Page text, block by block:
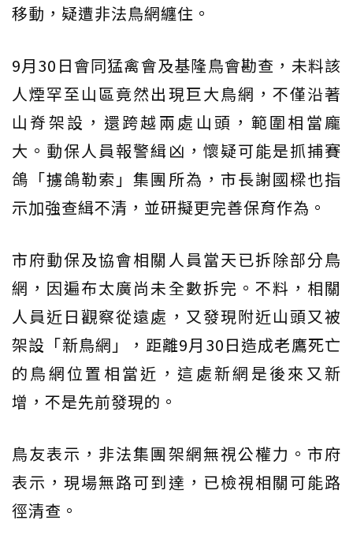
移動，疑遭非法鳥網纏住。
9月30日會同猛禽會及基隆鳥會勘查，未料該
人煙罕至山區竟然出現巨大鳥網，不僅沿著
山脊架設，還跨越兩處山頭，範圍相當龐
大。動保人員報警緝凶，懷疑可能是抓捕賽
鴿「擄鴿勒索」集團所為，市長謝國樑也指
示加強查緝不清，並研擬更完善保育作為。
市府動保及協會相關人員當天已拆除部分鳥
網，因遍布太廣尚未全數拆完。不料，相關
人員近日觀察從遠處，又發現附近山頭又被
架設「新鳥網」，距離9月30日造成老鷹死亡
的鳥網位置相當近，這處新網是後來又新
增，不是先前發現的。
鳥友表示，非法集團架網無視公權力。市府
表示，現場無路可到達，已檢視相關可能路
徑清查。